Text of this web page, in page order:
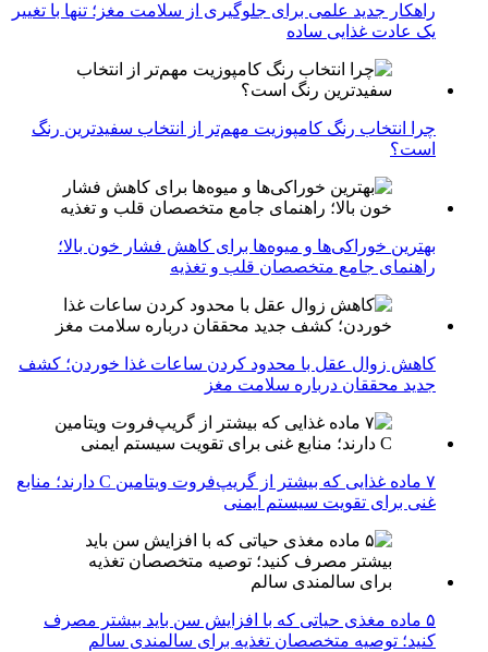
راهکار جدید علمی برای جلوگیری از سلامت مغز؛ تنها با تغییر
یک عادت غذایی ساده
چرا انتخاب رنگ کامپوزیت مهم‌تر از انتخاب سفیدترین رنگ
است؟
بهترین خوراکی‌ها و میوه‌ها برای کاهش فشار خون بالا؛
راهنمای جامع متخصصان قلب و تغذیه
کاهش زوال عقل با محدود کردن ساعات غذا خوردن؛ کشف
جدید محققان درباره سلامت مغز
۷ ماده غذایی که بیشتر از گریپ‌فروت ویتامین C دارند؛ منابع
غنی برای تقویت سیستم ایمنی
۵ ماده مغذی حیاتی که با افزایش سن باید بیشتر مصرف
کنید؛ توصیه متخصصان تغذیه برای سالمندی سالم